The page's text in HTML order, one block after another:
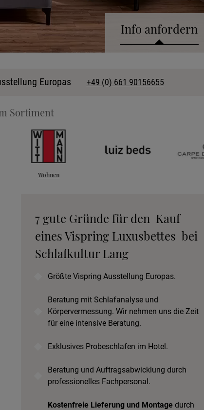
Info anfordern
Katalog anfordern
Stoffkollektion anfordern
Telefonische Beratung
Beratungstermin
vereinbaren
Probeschlafen im Hotel
Europas +49 (0) 661 90156655
Sortiment
Wohnen
7 gute Gründe für den Kauf
eines Vispring Luxusbettes bei
Schlafkultur Lang
Größte Vispring Ausstellung Europas.
Beratung mit Schlafanalyse und
Körpervermessung. Wir nehmen uns die Zeit
für eine intensive Beratung.
Exklusives Probeschlafen im Hotel.
Beratung und Auftragsabwicklung durch
professionelles Fachpersonal.
Kostenfreie Lieferung und Montagedurch